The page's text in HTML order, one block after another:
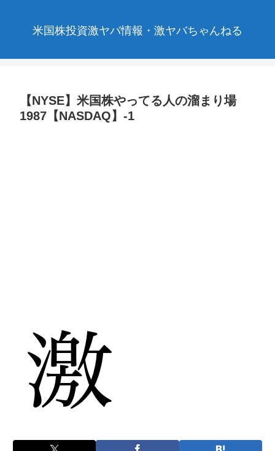
米国株投資激ヤバ情報・激ヤバちゃんねる
【NYSE】米国株やってる人の溜まり場
1987【NASDAQ】-1